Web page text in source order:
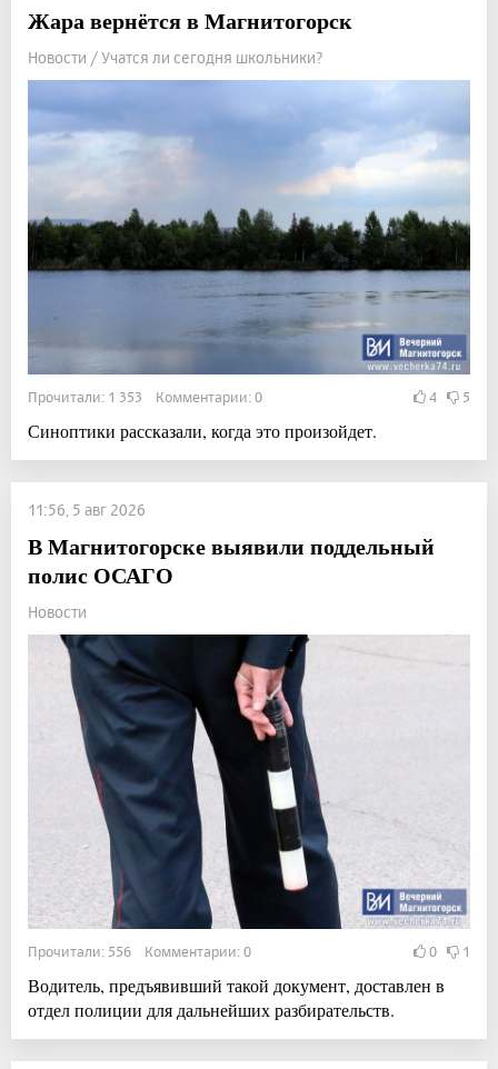
Жара вернётся в Магнитогорск
Новости / Учатся ли сегодня школьники?
Прочитали: 1 353 Комментарии: 0 4 5
Синоптики рассказали, когда это произойдет.
11:56, 5 авг 2026
В Магнитогорске выявили поддельный
полис ОСАГО
Новости
Прочитали: 556 Комментарии: 0 0 1
Водитель, предъявивший такой документ, доставлен в
отдел полиции для дальнейших разбирательств.